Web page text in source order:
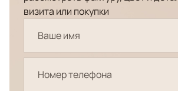
визита или покупки